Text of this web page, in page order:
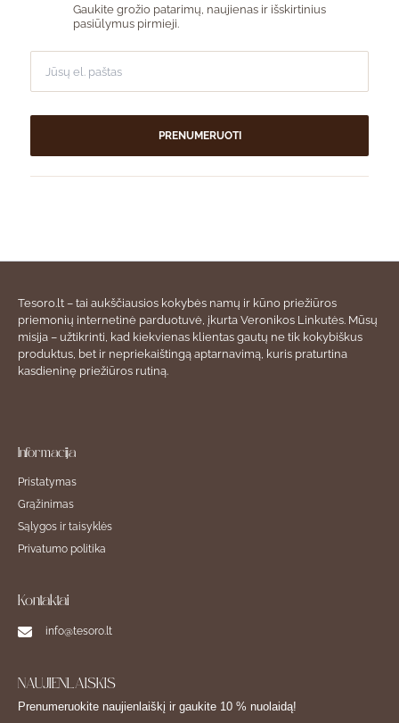
Gaukite grožio patarimų, naujienas ir išskirtinius
pasiūlymus pirmieji.
PRENUMERUOTI
Tesoro.lt – tai aukščiausios kokybės namų ir kūno priežiūros
priemonių internetinė parduotuvė, įkurta Veronikos Linkutės. Mūsų
misija – užtikrinti, kad kiekvienas klientas gautų ne tik kokybiškus
produktus, bet ir nepriekaištingą aptarnavimą, kuris praturtina
kasdieninę priežiūros rutiną.
Informacija
Pristatymas
Grąžinimas
Sąlygos ir taisyklės
Privatumo politika
Kontaktai
info@tesoro.lt
NAUJIENLAIŠKIS
Prenumeruokite naujienlaiškį ir gaukite 10 % nuolaidą!